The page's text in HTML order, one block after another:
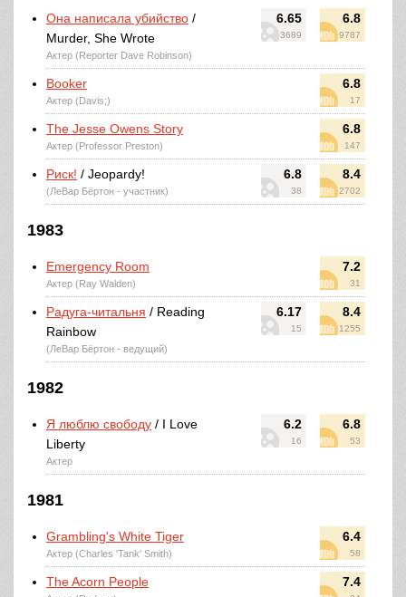
6.65
3689
6.8
9787
Она написала убийство /
Murder, She Wrote
Актер (Reporter Dave Robinson)
6.8
17
Booker
Актер (Davis;)
6.8
147
The Jesse Owens Story
Актер (Professor Preston)
6.8
38
8.4
2702
Риск! / Jeopardy!
(ЛеВар Бёртон - участник)
1983
7.2
31
Emergency Room
Актер (Ray Walden)
6.17
15
8.4
1255
Радуга-читальня / Reading
Rainbow
(ЛеВар Бёртон - ведущий)
1982
6.2
16
6.8
53
Я люблю свободу / I Love
Liberty
Актер
1981
6.4
58
Grambling's White Tiger
Актер (Charles 'Tank' Smith)
7.4
The Acorn People